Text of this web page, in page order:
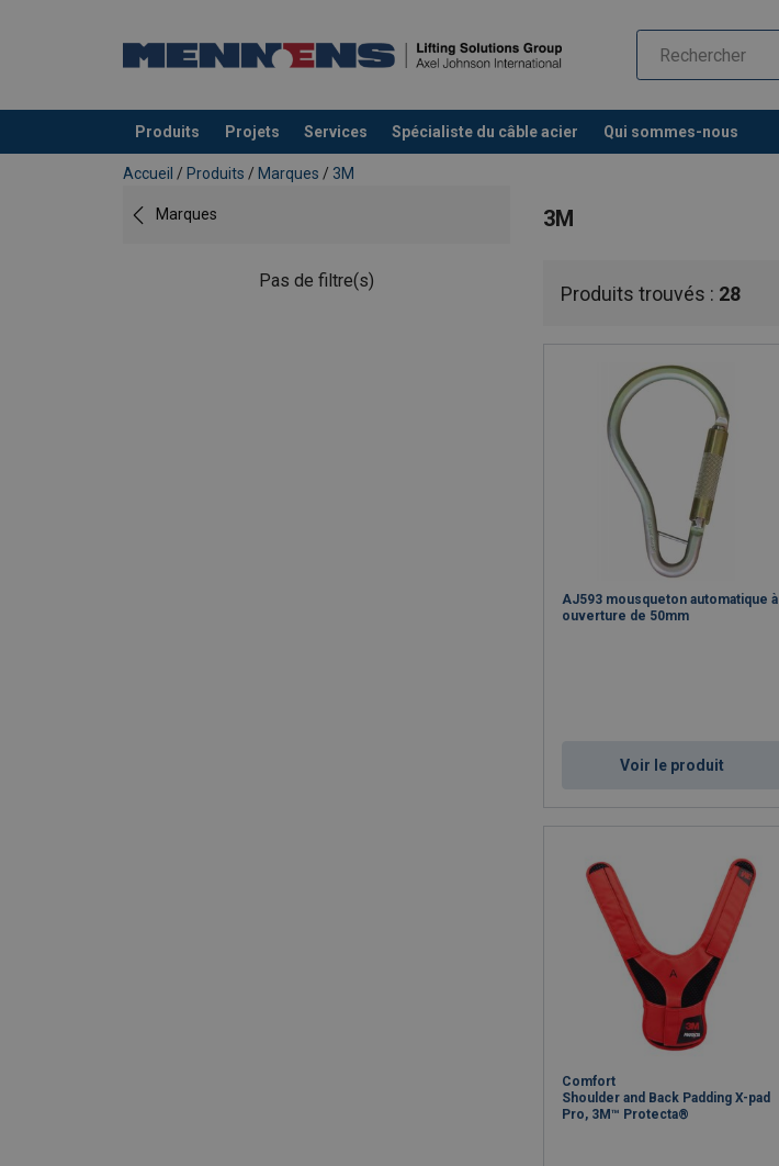
Produits Projets Services Spécialiste du câble acier Qui sommes-nous
Ajouté au panier
Accueil / Produits / Marques / 3M
Marques
Pas de filtre(s)
3M
Produits trouvés : 28
AJ593 mousqueton automatique à
ouverture de 50mm
Voir le produit
Comfort
Shoulder and Back Padding X-pad
Pro, 3M™ Protecta®